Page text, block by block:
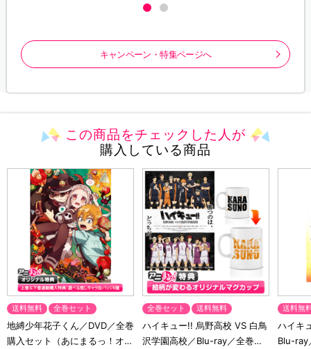
キャンペーン・特集ページへ
この商品をチェックした人が
購入している商品
送料無料 全巻セット
地縛少年花子くん／DVD／全巻
購入セット（あにまるっ！オリ
全巻セット 送料無料
ハイキュー!! 烏野高校 VS 白鳥
沢学園高校／Blu-ray／全巻セ
送料無
ハイキ
Blu-ray